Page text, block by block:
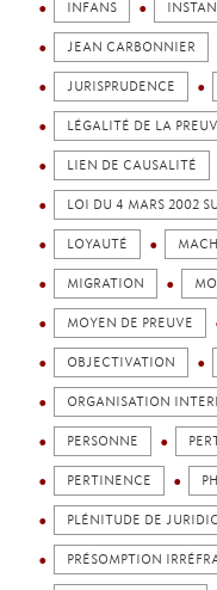
INFANS
JEAN CARBONNIER
JURISPRUDENCE
LÉGALITÉ DE LA
LIEN DE CAUSALITÉ
LOI DU 4 MARS 2002
LOYAUTÉ
MIGRATION
MOYEN DE PREUVE
OBJECTIVATION
ORGANISATION
PERSONNE
PERTINENCE
PLÉNITUDE DE
PRÉSOMPTION